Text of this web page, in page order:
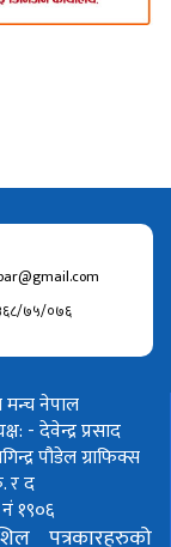
७५/०७६
मन्च नेपाल
- देवेन्द्र प्रसाद
पौडेलग्राफिक्स
र द
१९०६
पत्रकारहरुको